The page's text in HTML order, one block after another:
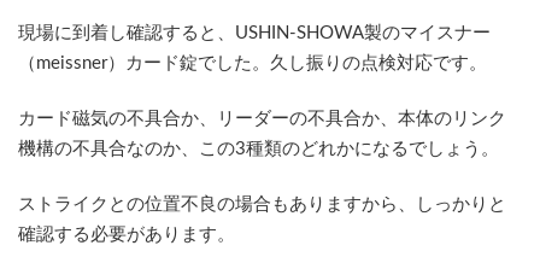
現場に到着し確認すると、USHIN-SHOWA製のマイスナー
（meissner）カード錠でした。久し振りの点検対応です。
カード磁気の不具合か、リーダーの不具合か、本体のリンク
機構の不具合なのか、この3種類のどれかになるでしょう。
ストライクとの位置不良の場合もありますから、しっかりと
確認する必要があります。